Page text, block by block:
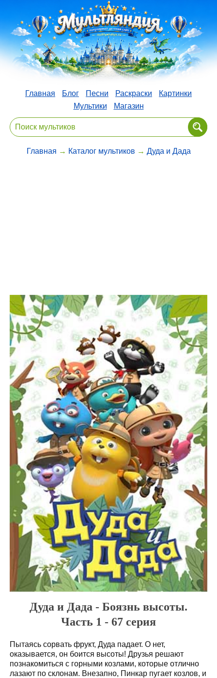
Главная Блог Песни Раскраски
Картинки
Мультики
Магазин
Главная → Каталог мультиков → Дуда и Дада
Дуда и Дада - Боязнь высоты.
Часть 1 - 67 серия
Пытаясь сорвать фрукт, Дуда падает. О нет,
оказывается, он боится высоты! Друзья решают
познакомиться с горными козлами, которые отлично
лазают по склонам. Внезапно, Пинкар пугает козлов, и